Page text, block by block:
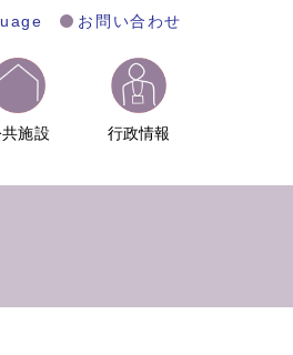
お問い合わせ
施設 行政情報